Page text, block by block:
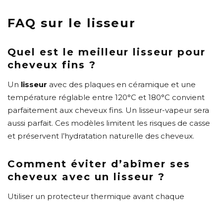
FAQ sur le lisseur
Quel est le meilleur lisseur pour
cheveux fins ?
Un lisseur avec des plaques en céramique et une
température réglable entre 120°C et 180°C convient
parfaitement aux cheveux fins. Un lisseur-vapeur sera
aussi parfait. Ces modèles limitent les risques de casse
et préservent l’hydratation naturelle des cheveux.
Comment éviter d’abîmer ses
cheveux avec un lisseur ?
Utiliser un protecteur thermique avant chaque